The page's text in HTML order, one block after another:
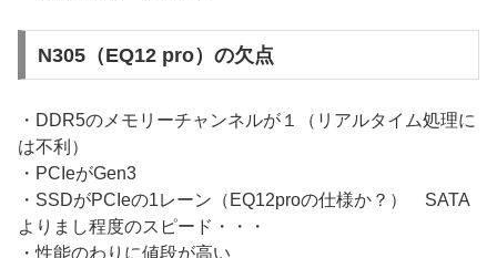
N305（EQ12 pro）の欠点
・DDR5のメモリーチャンネルが１（リアルタイム処理に
は不利）
・PCIeがGen3
・SSDがPCIeの1レーン（EQ12proの仕様か？） SATA
よりまし程度のスピード・・・
・性能のわりに値段が高い